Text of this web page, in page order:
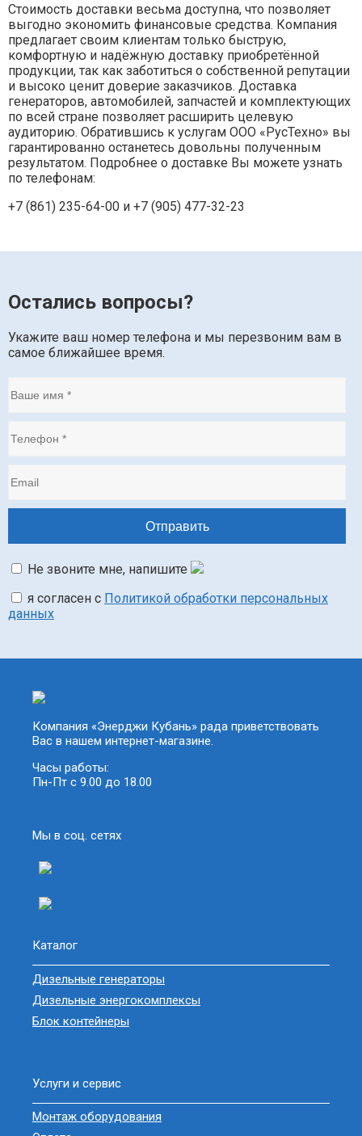
Стоимость доставки весьма доступна, что позволяет
выгодно экономить финансовые средства. Компания
предлагает своим клиентам только быструю,
комфортную и надёжную доставку приобретённой
продукции, так как заботиться о собственной репутации
и высоко ценит доверие заказчиков. Доставка
генераторов, автомобилей, запчастей и комплектующих
по всей стране позволяет расширить целевую
аудиторию. Обратившись к услугам ООО «РусТехно» вы
гарантированно останетесь довольны полученным
результатом. Подробнее о доставке Вы можете узнать
по телефонам:
+7 (861) 235-64-00 и +7 (905) 477-32-23
Остались вопросы?
Укажите ваш номер телефона и мы перезвоним вам в
самое ближайшее время.
Не звоните мне, напишите
я согласен с Политикой обработки персональных
данных
Компания «Энерджи Кубань» рада приветствовать
Вас в нашем интернет-магазине.
Часы работы:
Пн-Пт с 9.00 до 18.00
Мы в соц. сетях
Каталог
Дизельные генераторы
Дизельные энергокомплексы
Блок контейнеры
Услуги и сервис
Монтаж оборудования